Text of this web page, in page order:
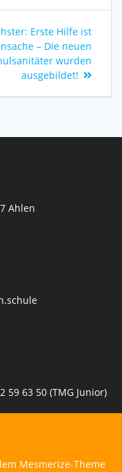
Erste Hilfe ist
– Die neuen
wurden
ausgebildet!
Ahlen
59 63 50 (TMG Junior)
Mesmerize-Theme